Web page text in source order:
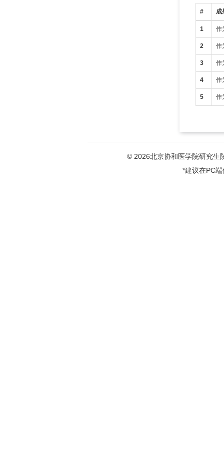
# 成
1 作
2 作
3 作
4 作
5 作
© 2026北京协和医学院研究生
*建议在PC